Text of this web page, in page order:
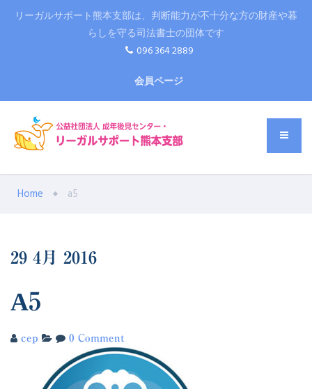
リーガルサポート熊本支部は、判断能力が不十分な方の財産や暮
らしを守る司法書士の団体です
096 364 2889
会員ページ
Home a5
29 4月 2016
A5
cep 0 Comment